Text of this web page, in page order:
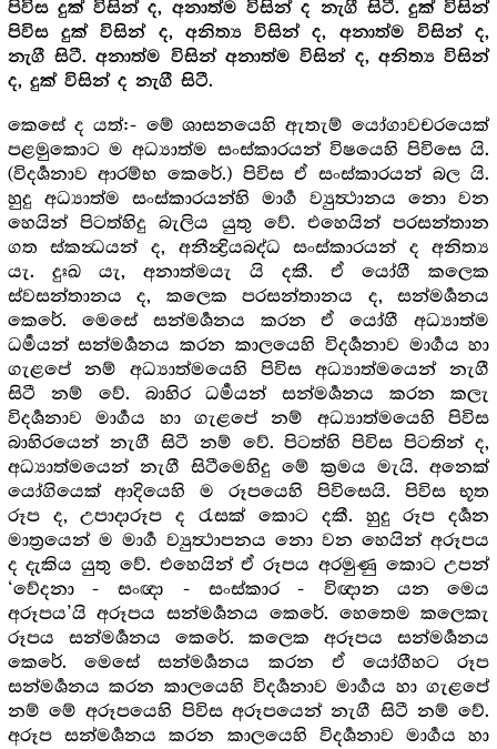
පිවිස දුක් විසින් ද, අනාත්ම විසින් ද නැගී සිටී. දුක් විසින්
පිවිස දුක් විසින් ද, අනිත්‍ය විසින් ද, අනාත්ම විසින් ද,
නැගී සිටී. අනාත්ම විසින් අනාත්ම විසින් ද, අනිත්‍ය විසින්
ද, දුක් විසින් ද නැගී සිටී.
කෙසේ ද යත්:- මේ ශාසනයෙහි ඇතැම් යෝගාවචරයෙක්
පළමුකොට ම අධ්‍යාත්ම සංස්කාරයන් විෂයෙහි පිවිසෙ යි.
(විදර්‍ශනාව ආරම්භ කෙරේ.) පිවිස ඒ සංස්කාරයන් බල යි.
හුදු අධ්‍යාත්ම සංස්කාරයන්හි මාර්‍ග ව්‍යුත්‍ථානය නො වන
හෙයින් පිටත්හිදු බැලිය යුතු වේ. එහෙයින් පරසන්තාන
ගත ස්කන්‍ධයන් ද, අනීන්‍ද්‍රියබද්ධ සංස්කාරයන් ද අනිත්‍ය
යැ. දුඃඛ යැ, අනාත්මයැ යි දකී. ඒ යෝගී කලෙක
ස්වසන්තානය ද, කලෙක පරසන්තානය ද, සන්මර්‍ශනය
කෙරේ. මෙසේ සන්මර්‍ශනය කරන ඒ යෝගී අධ්‍යාත්ම
ධර්‍මයන් සන්මර්‍ශනය කරන කාලයෙහි විදර්‍ශනාව මාර්‍ගය හා
ගැළපේ නම් අධ්‍යාත්මයෙහි පිවිස අධ්‍යාත්මයෙන් නැගී
සිටී නම් වේ. බාහිර ධර්‍මයන් සන්මර්‍ශනය කරන කලැ
විදර්‍ශනාව මාර්‍ගය හා ගැළපේ නම් අධ්‍යාත්මයෙහි පිවිස
බාහිරයෙන් නැගී සිටී නම් වේ. පිටත්හි පිවිස පිටතින් ද,
අධ්‍යාත්මයෙන් නැගී සිටීමෙහිදු මේ ක්‍ර‍මය මැයි. අනෙක්
යෝගියෙක් ආදියෙහි ම රූපයෙහි පිවිසෙයි. පිවිස භූත
රූප ද, උපාදාරූප ද රැසක් කොට දකී. හුදු රූප දර්‍ශන
මාත්‍රයෙන් ම මාර්‍ග ව්‍යුත්‍ථාපනය නො වන හෙයින් අරූපය
ද දැකිය යුතු වේ. එහෙයින් ඒ රූපය අරමුණු කොට උපන්
‘වේදනා - සංඥා - සංස්කාර - විඥාන යන මෙය
අරූපය’යි අරූපය සන්මර්‍ශනය කෙරේ. හෙතෙම කලෙකැ
රූපය සන්මර්‍ශනය කෙරේ. කලෙක අරූපය සන්මර්‍ශනය
කෙරේ. මෙසේ සන්මර්‍ශනය කරන ඒ යෝගීහට රූප
සන්මර්‍ශනය කරන කාලයෙහි විදර්‍ශනාව මාර්‍ගය හා ගැළපේ
නම් මේ අරූපයෙහි පිවිස අරූපයෙන් නැගී සිටී නම් වේ.
අරූප සන්මර්‍ශනය කරන කාලයෙහි විදර්‍ශනාව මාර්‍ගය හා